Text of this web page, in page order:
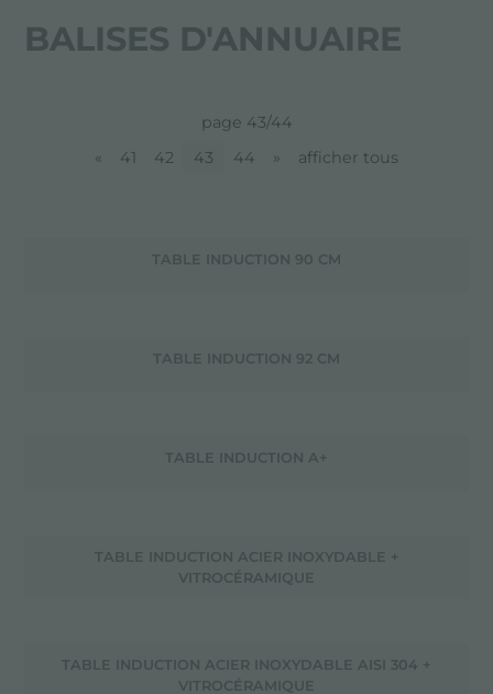
BALISES D'ANNUAIRE
page 43/44
«
41 42 43 44 » afficher tous
TABLE INDUCTION 90 CM
TABLE INDUCTION 92 CM
TABLE INDUCTION A+
TABLE INDUCTION ACIER INOXYDABLE +
VITROCÉRAMIQUE
TABLE INDUCTION ACIER INOXYDABLE AISI 304 +
VITROCÉRAMIQUE